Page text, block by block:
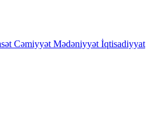
Cəmiyyət Mədəniyyət İqtisadiyyat